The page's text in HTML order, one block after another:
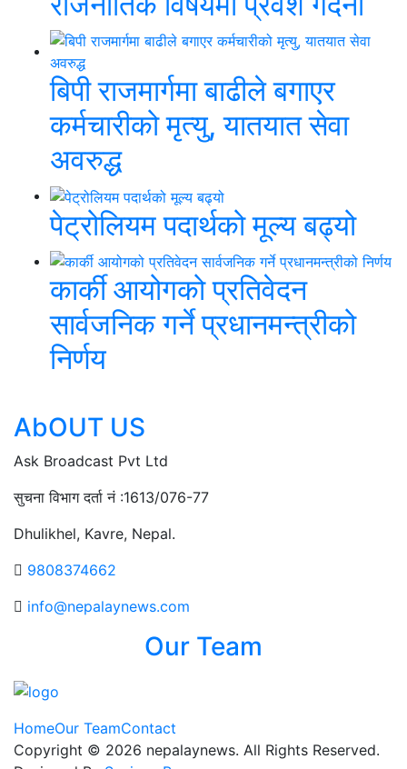
बिपी राजमार्गमा बाढीले बगाएर
कर्मचारीको मृत्यु, यातयात सेवा
अवरुद्ध
पेट्रोलियम पदार्थको मूल्य बढ्यो
कार्की आयोगको प्रतिवेदन
सार्वजनिक गर्ने प्रधानमन्त्रीको
निर्णय
AbOUT US
Ask Broadcast Pvt Ltd
सुचना विभाग दर्ता नं :1613/076-77
Dhulikhel, Kavre, Nepal.
9808374662
info@nepalaynews.com
Our Team
HomeOur TeamContact
Copyright © 2026 nepalaynews. All Rights Reserved.